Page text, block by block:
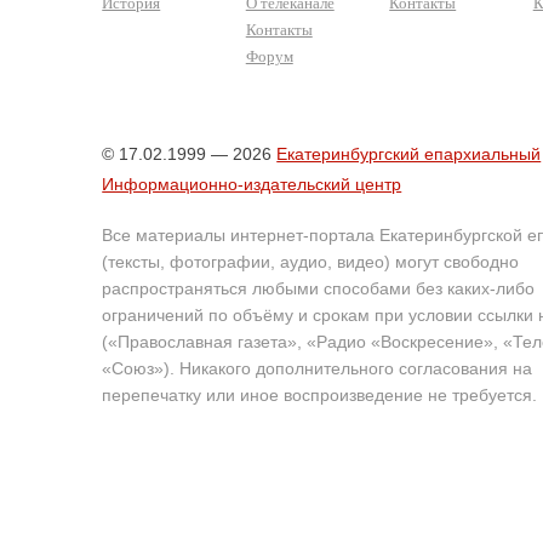
Контакты
Форум
© 17.02.1999 — 2026 Екатеринбургский епархиальный
Информационно-издательский центр
Все материалы интернет-портала Екатеринбургской
(тексты, фотографии, аудио, видео) могут свободно
распространяться любыми способами без каких-либо
ограничений по объёму и срокам при условии ссылки
(«Православная газета», «Радио «Воскресение»,
«Союз»). Никакого дополнительного согласования на
перепечатку или иное воспроизведение не требуется.